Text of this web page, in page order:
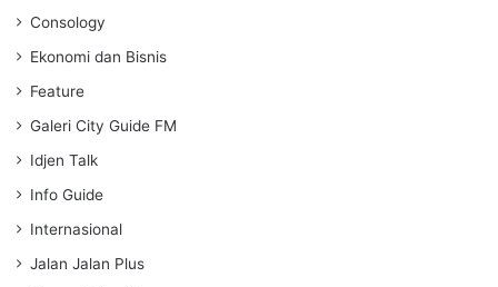
Consology
Ekonomi dan Bisnis
Feature
Galeri City Guide FM
Idjen Talk
Info Guide
Internasional
Jalan Jalan Plus